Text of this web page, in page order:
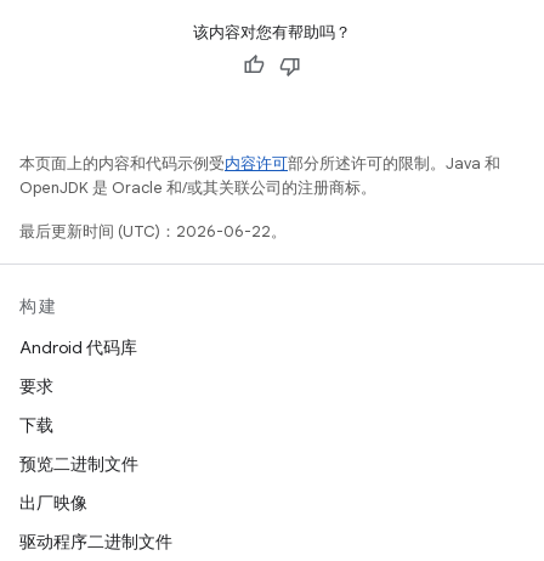
该内容对您有帮助吗？
本页面上的内容和代码示例受内容许可部分所述许可的限制。Java 和
OpenJDK 是 Oracle 和/或其关联公司的注册商标。
最后更新时间 (UTC)：2026-06-22。
构建
Android 代码库
要求
下载
预览二进制文件
出厂映像
驱动程序二进制文件